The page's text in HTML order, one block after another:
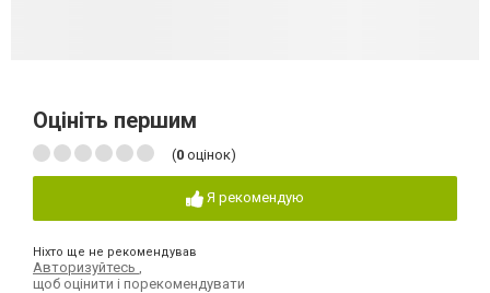
Оцініть першим
(0 оцінок)
Я рекомендую
Ніхто ще не рекомендував
Авторизуйтесь
щоб оцінити і порекомендувати